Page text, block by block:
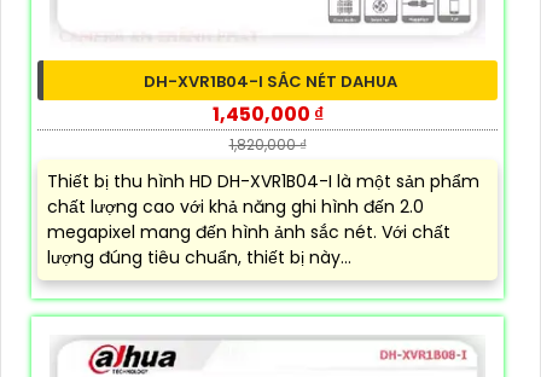
DH-XVR1B04-I SẮC NÉT DAHUA
1,450,000 ₫
1,820,000 ₫
Thiết bị thu hình HD DH-XVR1B04-I là một sản phẩm
chất lượng cao với khả năng ghi hình đến 2.0
megapixel mang đến hình ảnh sắc nét. Với chất
lượng đúng tiêu chuẩn, thiết bị này...